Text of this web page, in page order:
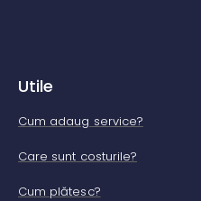
Utile
Cum adaug service?
Care sunt costurile?
Cum plătesc?